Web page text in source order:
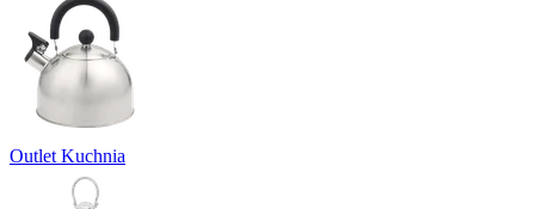
Outlet Kuchnia